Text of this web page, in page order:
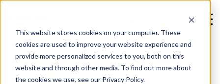
This website stores cookies on your computer. These
cookies are used to improve your website experience and
provide more personalized services to you, both on this
website and through other media. To find out more about
the cookies we use, see our Privacy Policy.
SODIS LAB